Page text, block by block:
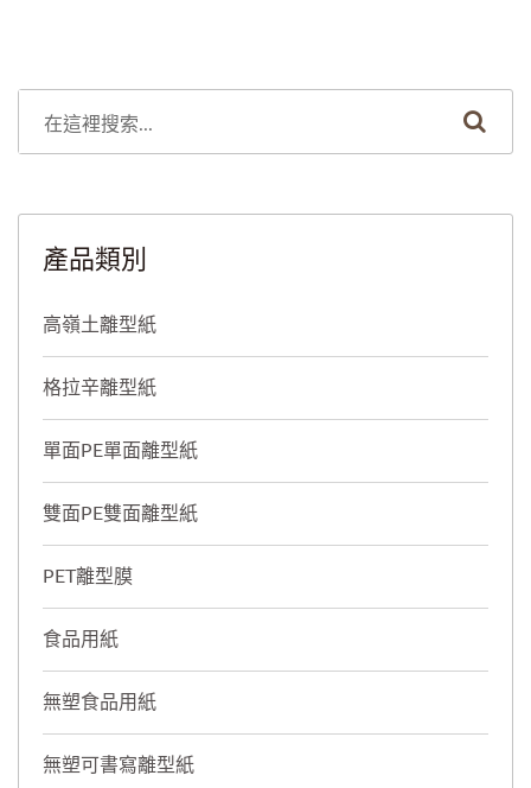
產品類別
高嶺土離型紙
格拉辛離型紙
單面PE單面離型紙
雙面PE雙面離型紙
PET離型膜
食品用紙
無塑食品用紙
無塑可書寫離型紙